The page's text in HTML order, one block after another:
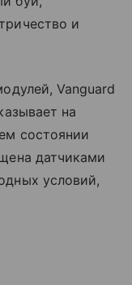
и
Vanguard
на
состоянии
датчиками
условий,